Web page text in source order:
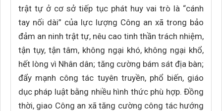
trật tự ở cơ sở tiếp tục phát huy vai trò là “cánh
tay nối dài” của lực lượng Công an xã trong bảo
đảm an ninh trật tự, nêu cao tinh thần trách nhiệm,
tận tụy, tận tâm, không ngại khó, không ngại khổ,
hết lòng vì Nhân dân; tăng cường bám sát địa bàn;
đẩy mạnh công tác tuyên truyền, phổ biến, giáo
dục pháp luật bằng nhiều hình thức phù hợp. Đồng
thời, giao Công an xã tăng cường công tác hướng